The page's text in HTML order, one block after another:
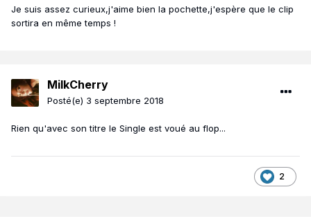
Je suis assez curieux,j'aime bien la pochette,j'espère que le clip
sortira en même temps !
MilkCherry
Posté(e) 3 septembre 2018
Rien qu'avec son titre le Single est voué au flop...
2